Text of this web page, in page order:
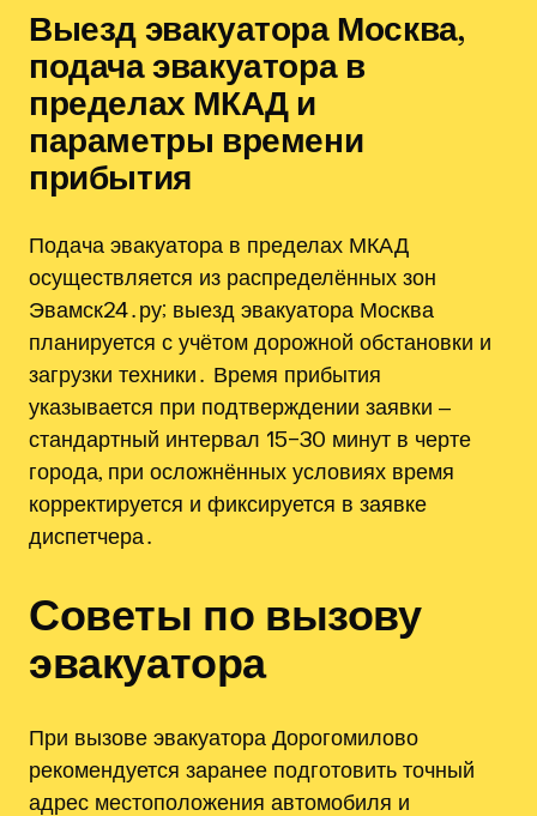
Выезд эвакуатора Москва,
подача эвакуатора в
пределах МКАД и
параметры времени
прибытия
Подача эвакуатора в пределах МКАД
осуществляется из распределённых зон
Эвамск24․ру; выезд эвакуатора Москва
планируется с учётом дорожной обстановки и
загрузки техники․ Время прибытия
указывается при подтверждении заявки ‒
стандартный интервал 15–30 минут в черте
города, при осложнённых условиях время
корректируется и фиксируется в заявке
диспетчера․
Советы по вызову
эвакуатора
При вызове эвакуатора Дорогомилово
рекомендуется заранее подготовить точный
адрес местоположения автомобиля и